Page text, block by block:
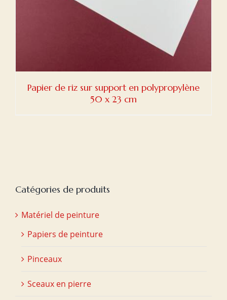
Papier de riz sur support en polypropylène
50 x 23 cm
Catégories de produits
Matériel de peinture
Papiers de peinture
Pinceaux
Sceaux en pierre